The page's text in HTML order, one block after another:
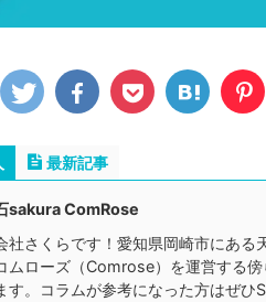
最新記事
sakura ComRose
社さくらです！愛知県岡崎市にある
ムローズ（Comrose）を運営する
す。コラムが参考になった方はぜひ